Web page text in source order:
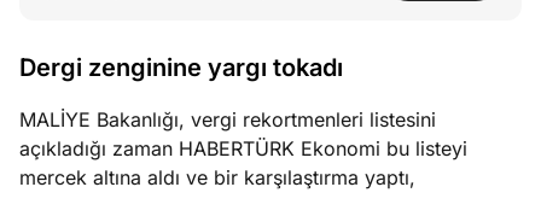
Ağustos
stok
caiz
Dergi zenginine yargı tokadı
MALİYE Bakanlığı, vergi rekortmenleri listesini
açıkladığı zaman HABERTÜRK Ekonomi bu listeyi
mercek altına aldı ve bir karşılaştırma yaptı,